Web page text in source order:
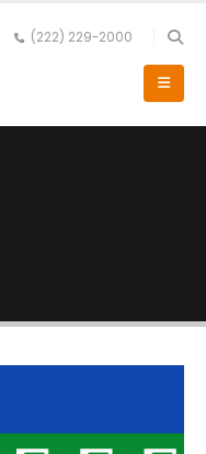
(222) 229-2000